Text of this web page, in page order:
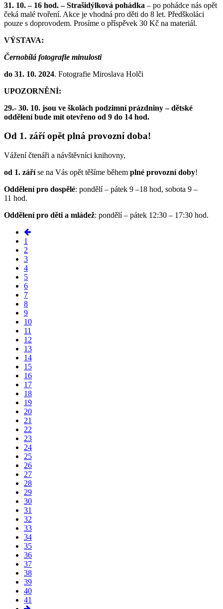
31. 10. – 16 hod. – Strašidýlková pohádka – po pohádce nás opět
čeká malé tvoření. Akce je vhodná pro děti do 8 let. Předškoláci
pouze s doprovodem. Prosíme o příspěvek 30 Kč na materiál.
VÝSTAVA:
Černobílá fotografie minulosti
do 31. 10. 2024. Fotografie Miroslava Holči
UPOZORNĚNÍ:
29.- 30. 10. jsou ve školách podzimní prázdniny – dětské
oddělení bude mít otevřeno od 9 do 14 hod.
Od 1. září opět plná provozní doba!
Vážení čtenáři a návštěvníci knihovny,
od 1. záříse na Vás opět těšíme během plné provozní doby!
Oddělení pro dospělé: pondělí – pátek 9 –18 hod, sobota 9 –
11 hod.
Oddělení pro děti a mládež: pondělí – pátek 12:30 – 17:30 hod.
1
2
3
4
5
6
7
8
9
10
11
12
13
14
15
16
17
18
19
20
21
22
23
24
25
26
27
28
29
30
31
32
33
34
35
36
37
38
39
40
41